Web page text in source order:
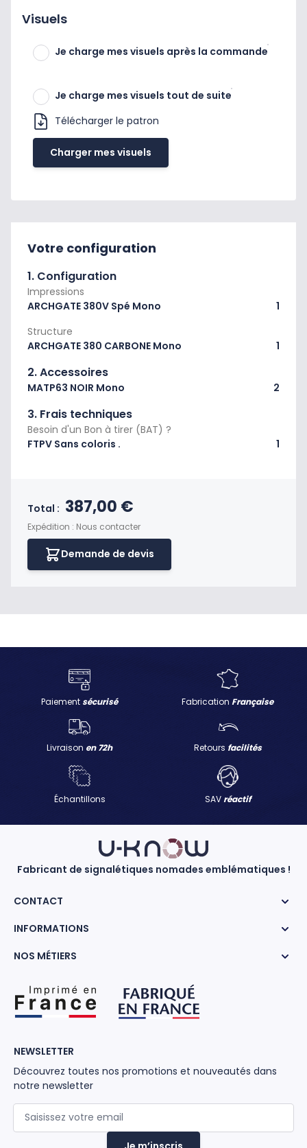
Visuels
Je charge mes visuels après la commande
Je charge mes visuels tout de suite
Télécharger le patron
Charger mes visuels
Votre configuration
1. Configuration
Impressions
ARCHGATE 380V Spé Mono
1
Structure
ARCHGATE 380 CARBONE Mono
1
2. Accessoires
MATP63 NOIR Mono 2
3. Frais techniques
Besoin d'un Bon à tirer (BAT) ?
FTPV Sans coloris .
1
Total : Prix final du produit
387,00 €
Expédition : Nous contacter
Demande de devis
Paiement sécurisé Fabrication Française
Livraison en 72h Retours facilités
Échantillons SAVréactif
Fabricant de signalétiques nomades emblématiques !
CONTACT
INFORMATIONS
NOS MÉTIERS
NEWSLETTER
Découvrez toutes nos promotions et nouveautés dans
notre newsletter